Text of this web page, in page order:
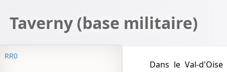
Taverny (base militaire)
RR0
Dans le Val-d'Oise (95), les carrières de gypse de Taverny et Bessancourt furent mises en